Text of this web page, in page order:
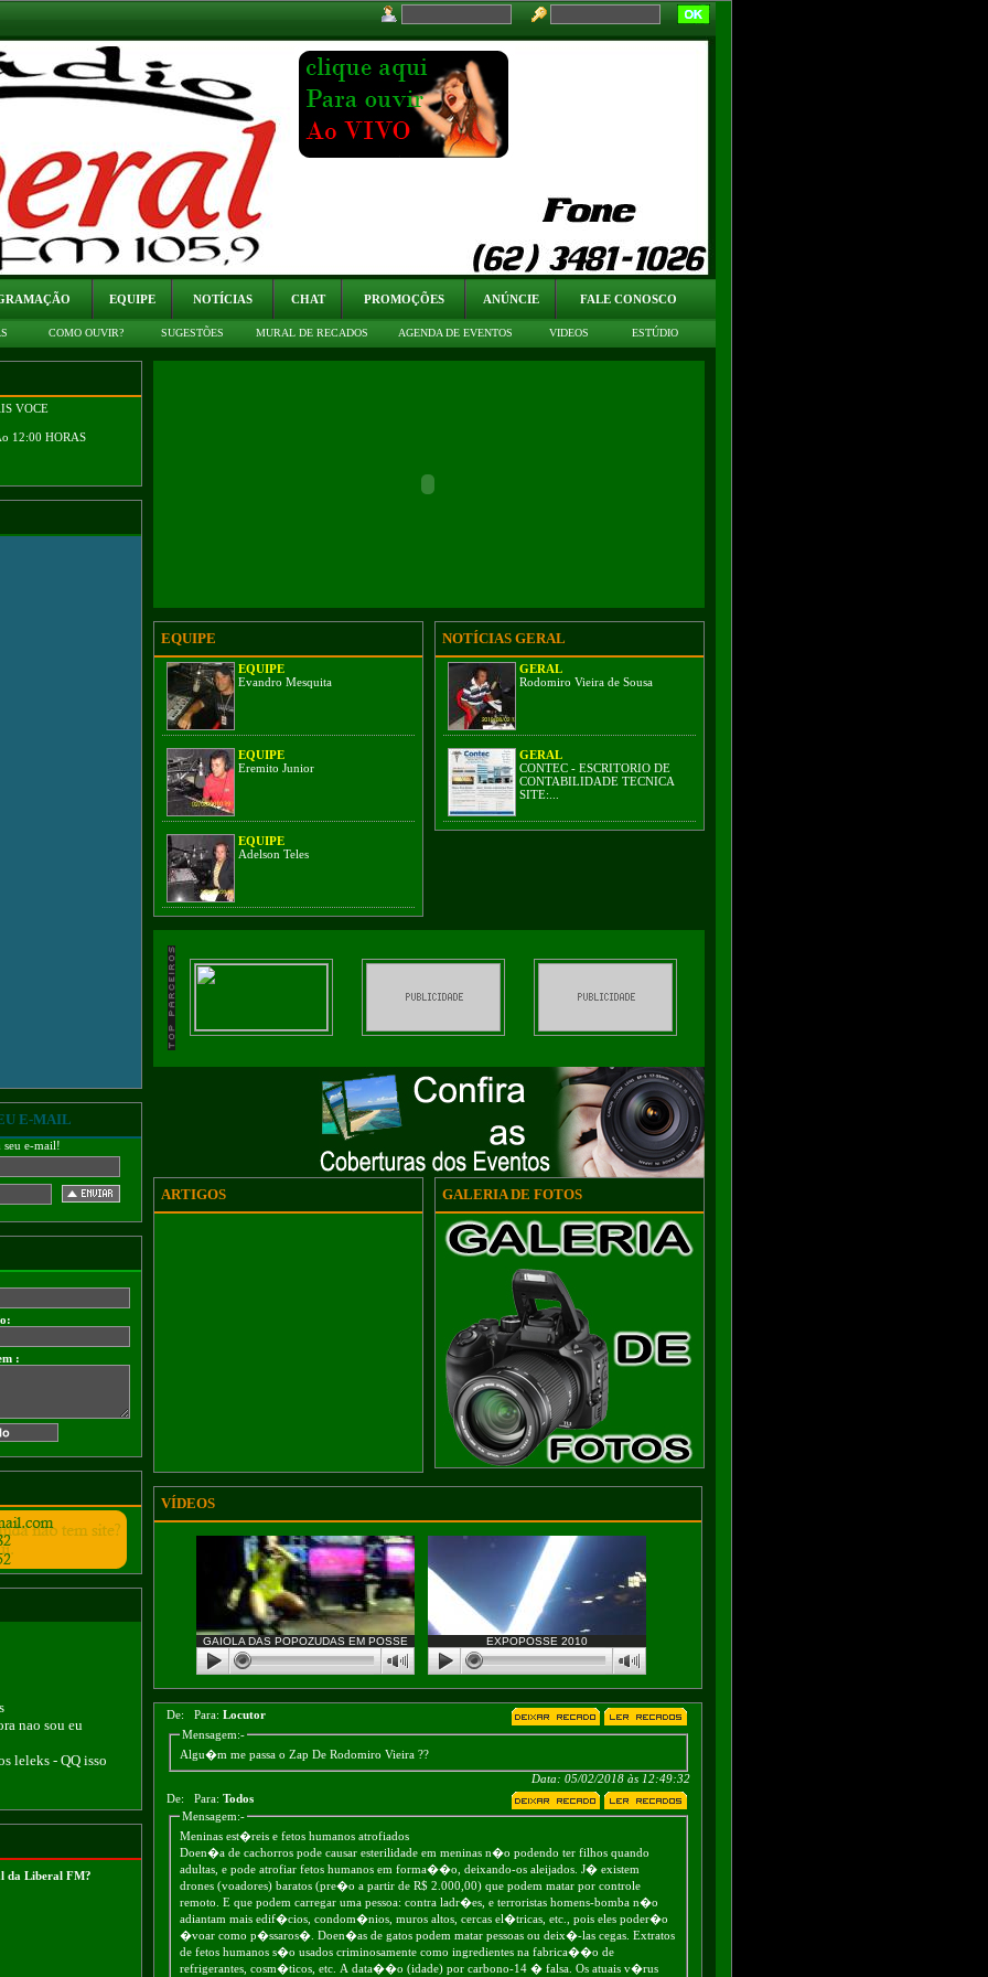
EQUIPE NOTÍCIAS CHAT PROMOÇÕES ANÚNCIE FALE CONOSCO
COMO OUVIR? SUGESTÕES MURAL DE RECADOS AGENDA DE EVENTOS VIDEOS ESTÚDIO
VOCE
12:00 HORAS
E-MAIL
seu e-mail!
:
nao sou eu
leleks - QQ isso
da Liberal FM?
EQUIPE
EQUIPE
Evandro Mesquita
EQUIPE
Eremito Junior
EQUIPE
Adelson Teles
NOTÍCIAS GERAL
GERAL
Rodomiro Vieira de Sousa
GERAL
CONTEC - ESCRITORIO DE
CONTABILIDADE TECNICA
SITE:...
ARTIGOS GALERIA DE FOTOS
VÍDEOS
GAIOLA DAS POPOZUDAS EM POSSE EXPOPOSSE 2010
De: Para: Locutor
Mensagem:-
Algu�m me passa o Zap De Rodomiro Vieira ??
Data: 05/02/2018 às 12:49:32
De:
Para: Todos
Mensagem:-
Meninas est�reis e fetos humanos atrofiados
Doen�a de cachorros pode causar esterilidade em meninas n�o podendo ter filhos quando
adultas, e pode atrofiar fetos humanos em forma��o, deixando-os aleijados. J� existem
drones (voadores) baratos (pre�o a partir de R$ 2.000,00) que podem matar por controle
remoto. E que podem carregar uma pessoa: contra ladr�es, e terroristas homens-bomba n�o
adiantam mais edif�cios, condom�nios, muros altos, cercas el�tricas, etc., pois eles poder�o
�voar como p�ssaros�. Doen�as de gatos podem matar pessoas ou deix�-las cegas. Extratos
de fetos humanos s�o usados criminosamente como ingredientes na fabrica��o de
refrigerantes, cosm�ticos, etc. A data��o (idade) por carbono-14 � falsa. Os atuais v�rus